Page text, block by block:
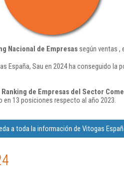
Nacional de Empresassegún ventas ,
España, Sau en 2024 ha conseguido
Ranking de Empresas del Sector
en 13 posiciones respecto al año 2023.
a toda la información de Vitogas